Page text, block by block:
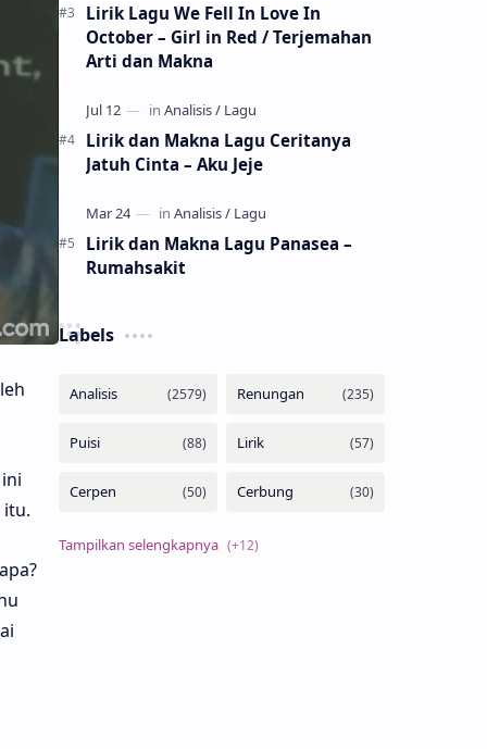
itu.
Lirik Lagu We Fell In Love In
October – Girl in Red / Terjemahan
Arti dan Makna
Lirik dan Makna Lagu Ceritanya
Jatuh Cinta – Aku Jeje
Lirik dan Makna Lagu Panasea –
Rumahsakit
Labels